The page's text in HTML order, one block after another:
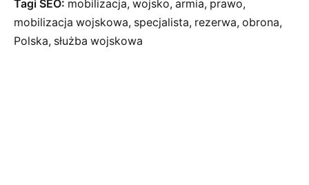
Tagi SEO: mobilizacja, wojsko, armia, prawo,
mobilizacja wojskowa, specjalista, rezerwa, obrona,
Polska, służba wojskowa